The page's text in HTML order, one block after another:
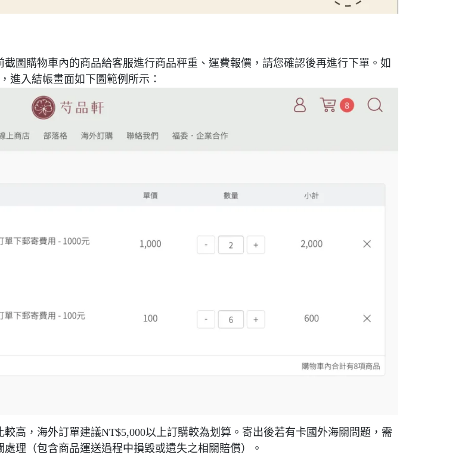
圖購物車內的商品給客服進行商品秤重、運費報價，請您確認後再進行下單。如
進入結帳畫面如下圖範例所示：
高，海外訂單建議NT$5,000以上訂購較為划算。寄出後若有卡國外海關問題，需
理（包含商品運送過程中損毀或遺失之相關賠償）。